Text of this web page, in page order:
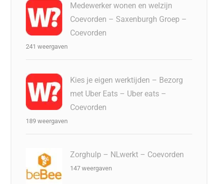
Medewerker wonen en welzijn
Coevorden – Saxenburgh Groep –
Coevorden
241 weergaven
Kies je eigen werktijden – Bezorg
met Uber Eats – Uber eats –
Coevorden
189 weergaven
Zorghulp – NLwerkt – Coevorden
147 weergaven